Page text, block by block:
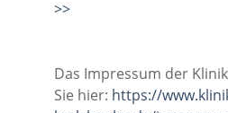
>>
Das Impressum der
Sie hier: https://